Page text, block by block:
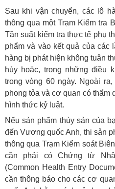
Sau khi vận chuyển, các lô
thông qua một Trạm Kiểm tra
Tần suất kiểm tra thực tế phụ
phẩm và vào kết quả của các
hàng bị phát hiện không tuân
hủy hoặc, trong những điều
trong vòng 60 ngày. Ngoài
phong tỏa và cơ quan có thẩm
hình thức kỷ luật.
Nếu sản phẩm thủy sản của
đến Vương quốc Anh, thi sản
thông qua Trạm Kiểm soát
cần phải có Chứng từ
(Common Health Entry
cần thông báo cho các cơ